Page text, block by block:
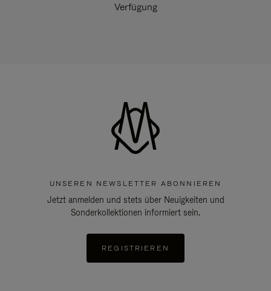
Verfügung
UNSEREN NEWSLETTER ABONNIEREN
Jetzt anmelden und stets über Neuigkeiten und
Sonderkollektionen informiert sein.
REGISTRIEREN